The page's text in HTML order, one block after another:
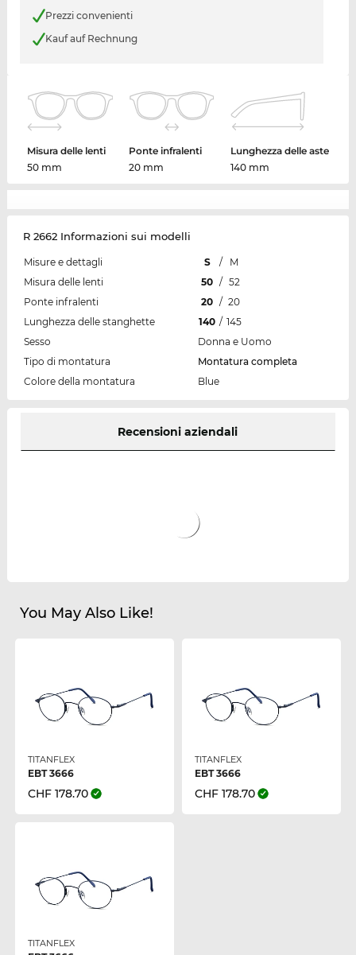
Prezzi convenienti
Kauf auf Rechnung
Misura delle lenti
50 mm
Ponte infralenti
20 mm
Lunghezza delle aste
140 mm
R 2662 Informazioni sui modelli
Misure e dettagli S /
M
Misura delle lenti
50 / 52
Ponte infralenti
20 / 20
Lunghezza delle stanghette
140 / 145
Sesso
Donna e Uomo
Tipo di montatura
Montatura completa
Colore della montatura
Blue
Recensioni aziendali
You May Also Like!
TITANFLEX
EBT 3666
CHF 178.70
TITANFLEX
EBT 3666
CHF 178.70
TITANFLEX